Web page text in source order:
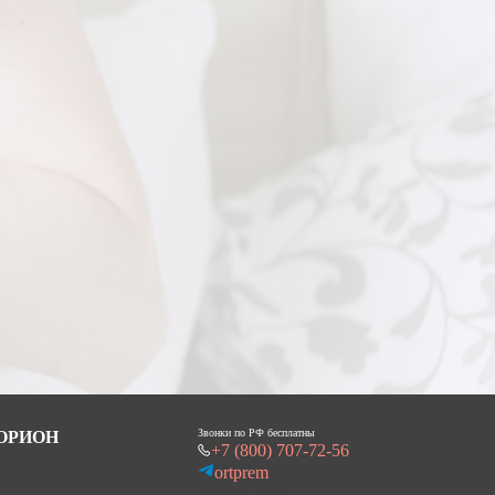
Звонки по РФ бесплатны
+7 (800) 707-72-56
ortprem